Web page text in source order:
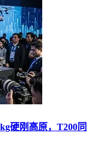
硬刚高原，T200同